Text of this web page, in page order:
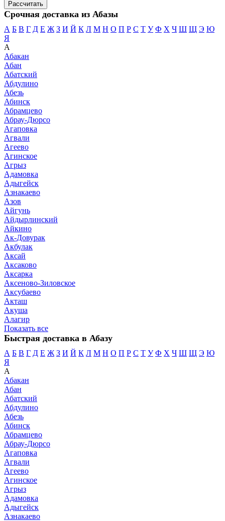
Срочная доставка из Абазы
А Б В Г Д Е Ж З И Й К Л М Н О П Р С Т У Ф Х Ч Ш Щ Э Ю
Я
А
Абакан
Абан
Абатский
Абдулино
Абезь
Абинск
Абрамцево
Абрау-Дюрсо
Агаповка
Агвали
Агеево
Агинское
Агрыз
Адамовка
Адыгейск
Азнакаево
Азов
Айгунь
Айдырлинский
Айкино
Ак-Довурак
Акбулак
Аксай
Аксаково
Аксарка
Аксеново-Зиловское
Аксубаево
Акташ
Акуша
Алагир
Показать все
Быстрая доставка в Абазу
А Б В Г Д Е Ж З И Й К Л М Н О П Р С Т У Ф Х Ч Ш Щ Э Ю
Я
А
Абакан
Абан
Абатский
Абдулино
Абезь
Абинск
Абрамцево
Абрау-Дюрсо
Агаповка
Агвали
Агеево
Агинское
Агрыз
Адамовка
Адыгейск
Азнакаево